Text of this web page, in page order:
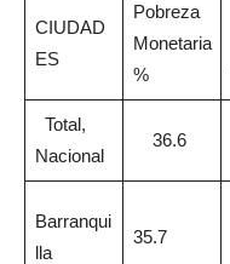
CIUDAD
ES
Pobreza
Monetaria
%
Total,
Nacional
36.6
Barranqui
lla
35.7